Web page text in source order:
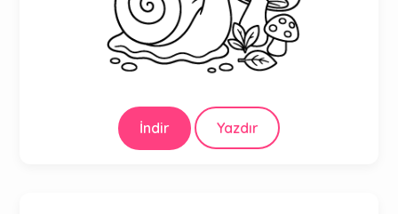
İndir Yazdır